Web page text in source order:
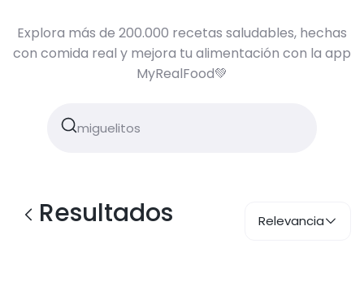
Explora más de 200.000 recetas saludables, hechas
con comida real y mejora tu alimentación con la app
MyRealFood💚
Resultados Relevancia